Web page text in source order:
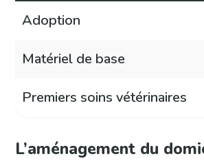
Adoption
Matériel de base
Premiers soins vétérinaires
L’aménagement du